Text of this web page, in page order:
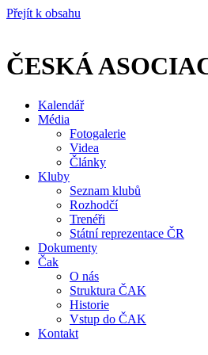
Přejít k obsahu
ČESKÁ
Kalendář
Média
Fotogalerie
Videa
Články
Kluby
Seznam klubů
Rozhodčí
Trenéři
Státní reprezentace ČR
Dokumenty
Čak
O nás
Struktura ČAK
Historie
Vstup do ČAK
Kontakt